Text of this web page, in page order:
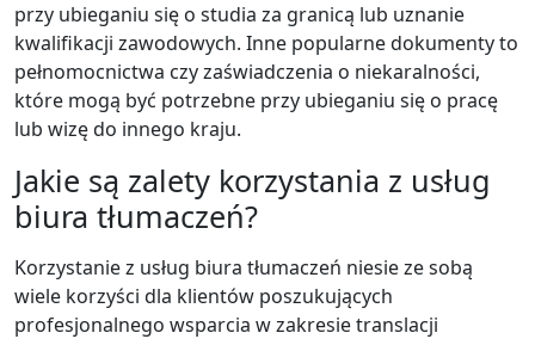
przy ubieganiu się o studia za granicą lub uznanie
kwalifikacji zawodowych. Inne popularne dokumenty to
pełnomocnictwa czy zaświadczenia o niekaralności,
które mogą być potrzebne przy ubieganiu się o pracę
lub wizę do innego kraju.
Jakie są zalety korzystania z usług
biura tłumaczeń?
Korzystanie z usług biura tłumaczeń niesie ze sobą
wiele korzyści dla klientów poszukujących
profesjonalnego wsparcia w zakresie translacji